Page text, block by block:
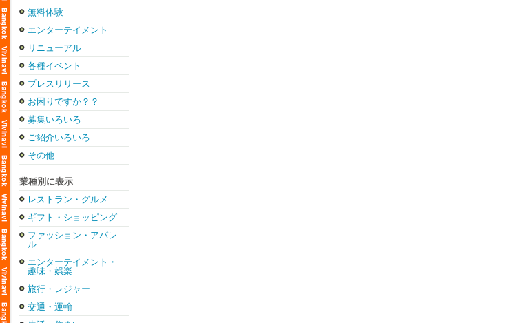
無料体験
エンターテイメント
リニューアル
各種イベント
プレスリリース
お困りですか？？
募集いろいろ
ご紹介いろいろ
その他
業種別に表示
レストラン・グルメ
ギフト・ショッピング
ファッション・アパレ
ル
エンターテイメント・
趣味・娯楽
旅行・レジャー
交通・運輸